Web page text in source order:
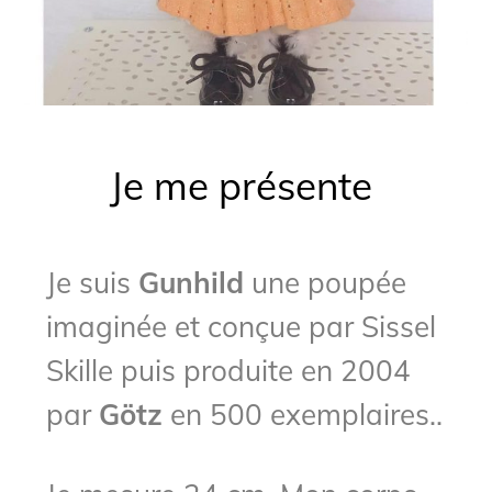
Je me présente
Je suis Gunhild une poupée
imaginée et conçue par Sissel
Skille puis produite en 2004
par Götz en 500 exemplaires..